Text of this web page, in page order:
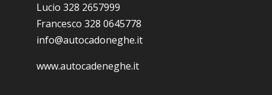
Lucio 328 2657999
Francesco 328 0645778
info@autocadoneghe.it
www.autocadeneghe.it